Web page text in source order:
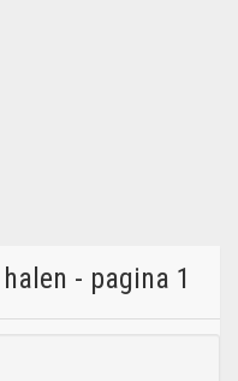
- pagina 1